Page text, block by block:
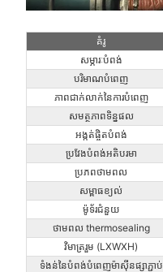
គំរូ
សម្ភារៈបំពង់
បរិមាណបំពេញ
ភាពជាក់លាក់នៃការបំពេញ
សមត្ថភាពទិន្នផល
អង្កត់ផ្ចិតបំពង់
ប្រវែងបំពង់អតិបរមា
ប្រភពថាមពល
សម្ពាធខ្យល់
ម៉ូទ័រជំនួយ
ថាមពល thermosealing
វិមាត្ររួម (LXWXH)
ទំងន់នៃបំពង់បំពេញម៉ាស៊ីនផ្សាភ្ជាប់